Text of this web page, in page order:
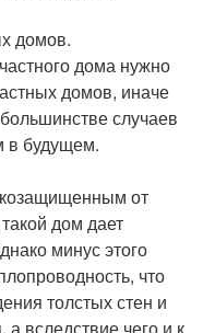
домов.
дома нужно
домов, иначе
случаев
в будущем.
от
дом дает
минус этого
что
толстых стен и
вследствие чего и к